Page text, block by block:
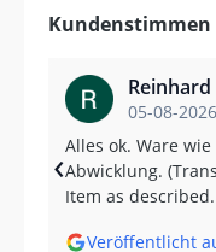
Hinterachse.
Konstruktion
Fahrzeughöhe
Ihre individuellen
Ansprüche und
Dieses Fahrwerk
nur für ein
sportlichere
Kundenstimmen
05-08-2026
Alles ok. Ware
Abwicklung. (Translated by Google) Everything is fine.
Item as
Veröffentlicht
‹